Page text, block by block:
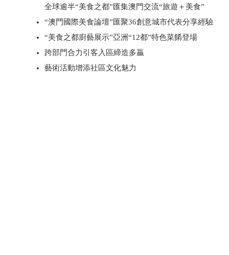
全球逾半“美食之都”匯集澳門交流“旅遊＋美食”
“澳門國際美食論壇”匯聚36創意城市代表分享經驗
“美食之都廚藝展示”亞洲“12都”特色菜餚登場
跨部門合力引客入區締造多贏
藝術活動增添社區文化魅力